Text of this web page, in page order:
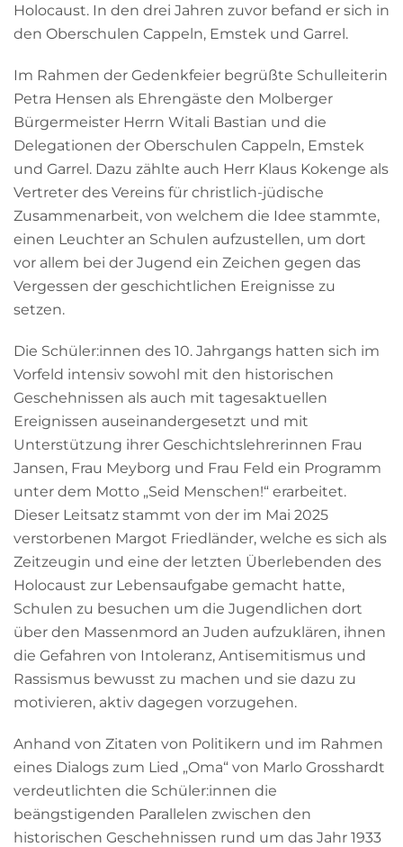
Holocaust. In den drei Jahren zuvor befand er sich in
den Oberschulen Cappeln, Emstek und Garrel.
Im Rahmen der Gedenkfeier begrüßte Schulleiterin
Petra Hensen als Ehrengäste den Molberger
Bürgermeister Herrn Witali Bastian und die
Delegationen der Oberschulen Cappeln, Emstek
und Garrel. Dazu zählte auch Herr Klaus Kokenge als
Vertreter des Vereins für christlich-jüdische
Zusammenarbeit, von welchem die Idee stammte,
einen Leuchter an Schulen aufzustellen, um dort
vor allem bei der Jugend ein Zeichen gegen das
Vergessen der geschichtlichen Ereignisse zu
setzen.
Die Schüler:innen des 10. Jahrgangs hatten sich im
Vorfeld intensiv sowohl mit den historischen
Geschehnissen als auch mit tagesaktuellen
Ereignissen auseinandergesetzt und mit
Unterstützung ihrer Geschichtslehrerinnen Frau
Jansen, Frau Meyborg und Frau Feld ein Programm
unter dem Motto „Seid Menschen!“ erarbeitet.
Dieser Leitsatz stammt von der im Mai 2025
verstorbenen Margot Friedländer, welche es sich als
Zeitzeugin und eine der letzten Überlebenden des
Holocaust zur Lebensaufgabe gemacht hatte,
Schulen zu besuchen um die Jugendlichen dort
über den Massenmord an Juden aufzuklären, ihnen
die Gefahren von Intoleranz, Antisemitismus und
Rassismus bewusst zu machen und sie dazu zu
motivieren, aktiv dagegen vorzugehen.
Anhand von Zitaten von Politikern und im Rahmen
eines Dialogs zum Lied „Oma“ von Marlo Grosshardt
verdeutlichten die Schüler:innen die
beängstigenden Parallelen zwischen den
historischen Geschehnissen rund um das Jahr 1933